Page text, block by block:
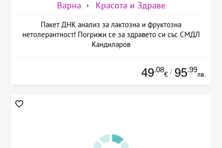
Варна Красота и Здраве
Пакет ДНК анализ за лактозна и фруктозна
нетолерантност! Погрижи се за здравето си със СМДЛ
Кандиларов
49.08
€ / 95.99
лв.